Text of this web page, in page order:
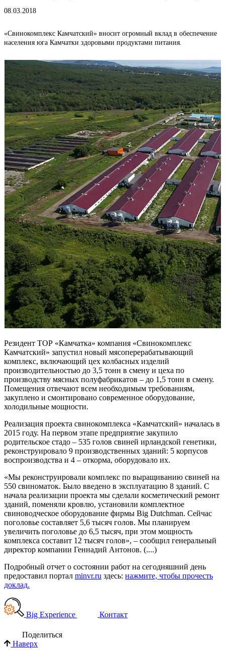
08.03.2018
«Свинокомплекс Камчатский» вносит огромный вклад в обеспечение
населения юга Камчатки здоровыми продуктами питания.
Резидент ТОР «Камчатка» компания «Свинокомплекс
Камчатский» запустил новый мясоперерабатывающий
комплекс, включающий цех колбасных изделий
производительностью до 3,5 тонн в смену и цеха по
производству мясных полуфабрикатов – до 1,5 тонн в смену.
Помещения отвечают всем необходимым требованиям,
закуплено и смонтировано современное оборудование,
холодильные мощности.
Реализация проекта свинокомплекса «Камчатский» началась в
2015 году. На первом этапе предприятие закупило
родительское стадо – 535 голов свиней ирландской генетики,
реконструировало 9 производственных зданий: 5 корпусов
воспроизводства и 4 – откорма, оборудовало их.
«Мы реконструировали комплекс по выращиванию свиней на
550 свиноматок. Было введено в эксплуатацию 8 зданий. С
начала реализации проекта мы сделали косметический ремонт
зданий, поменяли кровлю, установили комплектное
свиноводческое оборудование фирмы Big Dutchman. Сейчас
поголовье составляет 5,6 тысяч голов. Мы планируем
увеличить поголовье до 6,5 тысяч, при этом мощность
комплекса составит 12 тысяч голов», – сообщил генеральный
директор компании Геннадий Антонов. (....)
Подробный отчет о состоянии работ на сегодняшний день
предоставил портал minvr.ru здесь: нажмите, чтобы прочесть
доклад.
Big Experience Контакт
Поделиться
Наверх